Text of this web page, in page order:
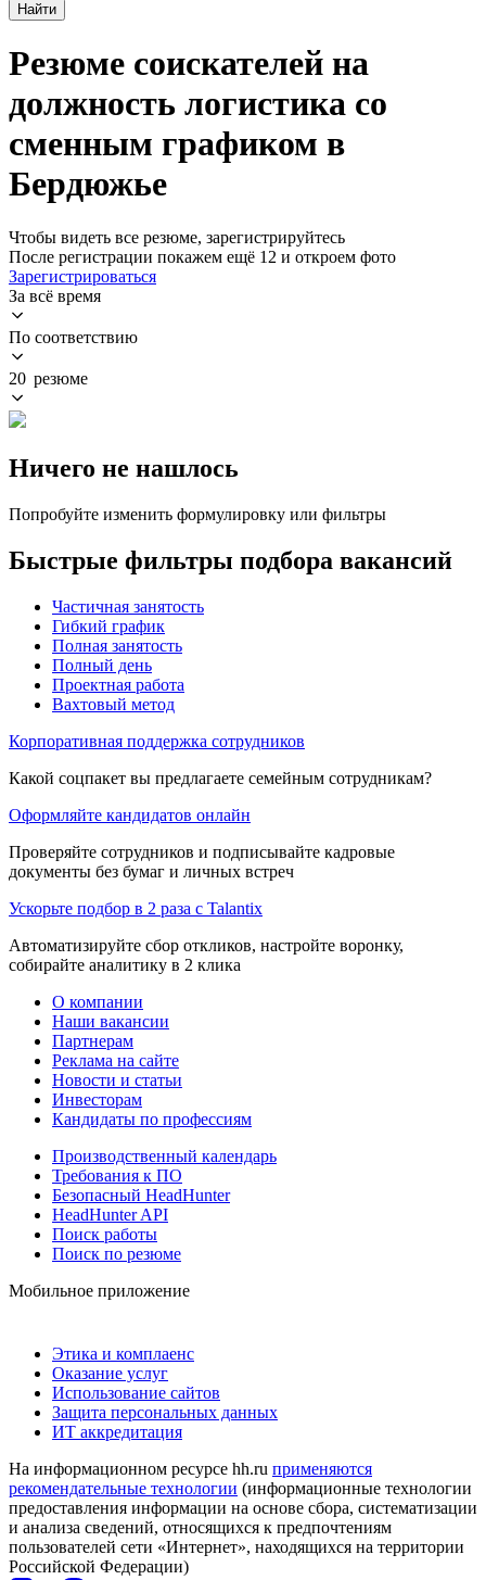
Найти
Резюме соискателей на
должность логистика со
сменным графиком в
Бердюжье
Чтобы видеть все резюме, зарегистрируйтесь
После регистрации покажем ещё 12 и откроем фото
Зарегистрироваться
За всё время
По соответствию
20 резюме
Ничего не нашлось
Попробуйте изменить формулировку или фильтры
Быстрые фильтры подбора вакансий
Частичная занятость
Гибкий график
Полная занятость
Полный день
Проектная работа
Вахтовый метод
Корпоративная поддержка сотрудников
Какой соцпакет вы предлагаете семейным сотрудникам?
Оформляйте кандидатов онлайн
Проверяйте сотрудников и подписывайте кадровые
документы без бумаг и личных встреч
Ускорьте подбор в 2 раза с Talantix
Автоматизируйте сбор откликов, настройте воронку,
собирайте аналитику в 2 клика
О компании
Наши вакансии
Партнерам
Реклама на сайте
Новости и статьи
Инвесторам
Кандидаты по профессиям
Производственный календарь
Требования к ПО
Безопасный HeadHunter
HeadHunter API
Поиск работы
Поиск по резюме
Мобильное приложение
Этика и комплаенс
Оказание услуг
Использование сайтов
Защита персональных данных
ИТ аккредитация
На информационном ресурсе hh.ru применяются
рекомендательные технологии (информационные технологии
предоставления информации на основе сбора, систематизации
и анализа сведений, относящихся к предпочтениям
пользователей сети «Интернет», находящихся на территории
Российской Федерации)